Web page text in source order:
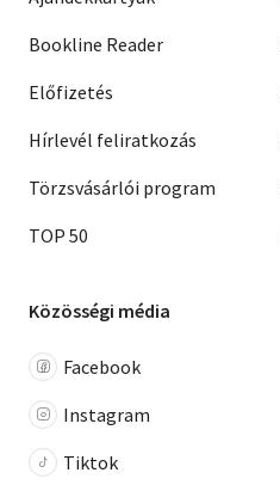
Bookline Reader
Előfizetés
Hírlevél feliratkozás
Törzsvásárlói program
TOP 50
Közösségi média
Facebook
Instagram
Tiktok